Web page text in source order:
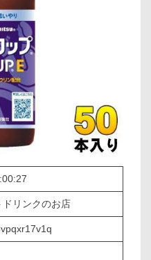
ドリンクのお店